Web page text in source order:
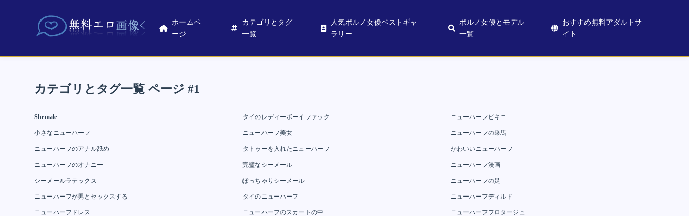
ホームペ
ージ
カテゴリとタグ
一覧
人気ポルノ女優ベストギャ
ラリー
ポルノ女優とモデル
一覧
おすすめ無料アダルトサ
イト
カテゴリとタグ一覧 ページ #1
Shemale タイのレディーボーイファック ニューハーフビキニ
小さなニューハーフ ニューハーフ美女 ニューハーフの乗馬
ニューハーフのアナル舐め タトゥーを入れたニューハーフ かわいいニューハーフ
ニューハーフのオナニー 完璧なシーメール ニューハーフ漫画
シーメールラテックス ぽっちゃりシーメール ニューハーフの足
ニューハーフが男とセックスする タイのニューハーフ ニューハーフディルド
ニューハーフドレス ニューハーフのスカートの中 ニューハーフフロタージュ